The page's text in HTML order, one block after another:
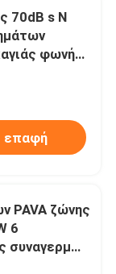
70dB s Ν
φωνής
επαφή
PAVA ζώνης
6